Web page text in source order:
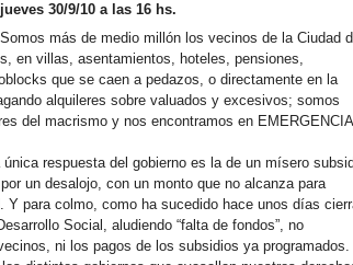
jueves 30/9/10 a las 16 hs.
Somos más de medio millón los vecinos de la Ciudad
en villas, asentamientos, hoteles, pensiones,
que se caen a pedazos, o directamente en la
alquileres sobre valuados y excesivos; somos
del macrismo y nos encontramos en EMERGENCIA
respuesta del gobierno es la de un mísero
un desalojo, con un monto que no alcanza para
Y para colmo, como ha sucedido hace unos días
Social, aludiendo “falta de fondos”, no
ni los pagos de los subsidios ya programados.